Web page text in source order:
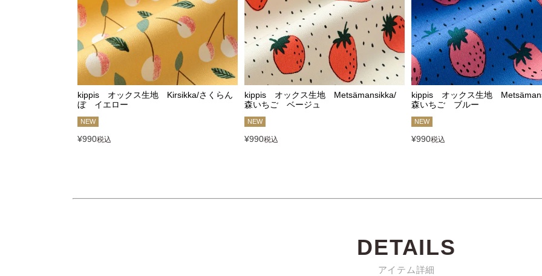
kippis オックス生地 Kirsikka/さくらん
ぼ イエロー
NEW
¥990税込
kippis オックス生地 Metsämansikka/
森いちご ベージュ
NEW
¥990税込
kippis オックス生地
森いちご ブルー
NEW
¥990税込
DETAILS
アイテム詳細